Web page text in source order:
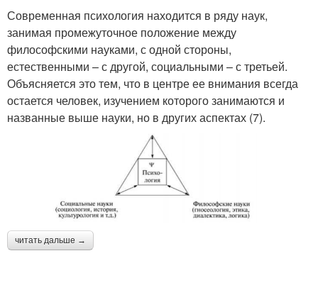
Современная психология находится в ряду наук,
занимая промежуточное положение между
философскими науками, с одной стороны,
естественными – с другой, социальными – с третьей.
Объясняется это тем, что в центре ее внимания всегда
остается человек, изучением которого занимаются и
названные выше науки, но в других аспектах (7).
читать дальше →